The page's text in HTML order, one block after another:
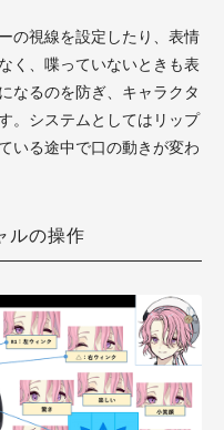
の視線を設定したり、 表情
く、喋っていないときも表
なるのを防ぎ、キャラクタ
。 システムとしてはリップ
いる途中で口の動きが変わ
ルの操作